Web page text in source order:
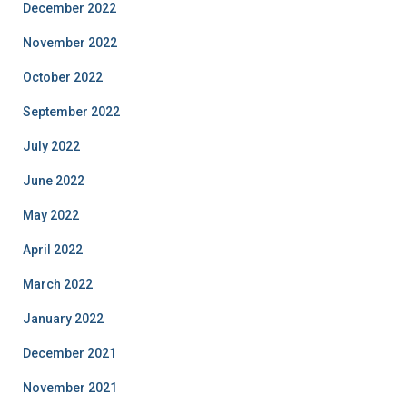
December 2022
November 2022
October 2022
September 2022
July 2022
June 2022
May 2022
April 2022
March 2022
January 2022
December 2021
November 2021